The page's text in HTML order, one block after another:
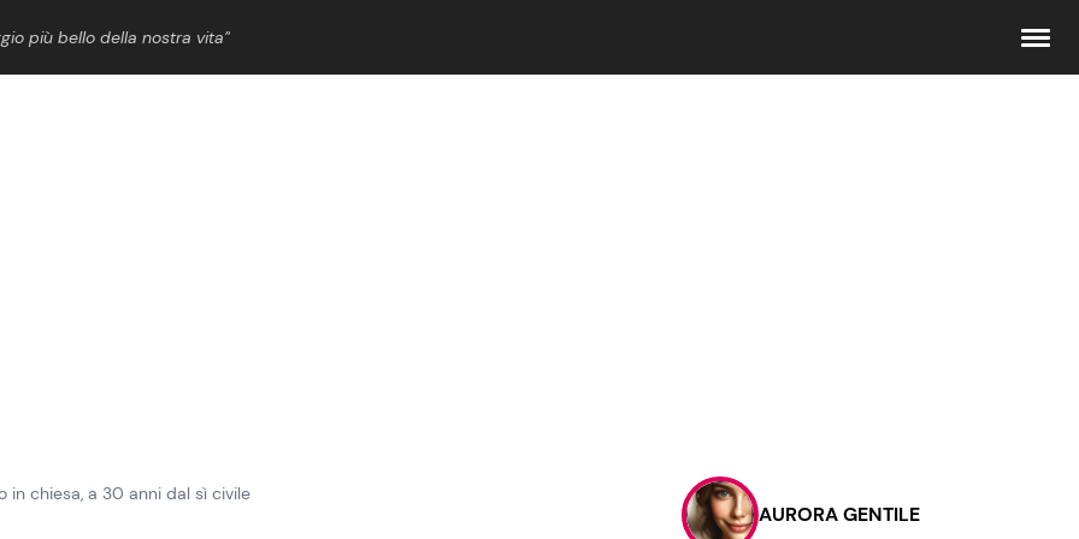
più bello della nostra vita”
Contattaci
Pubblicità
in chiesa, a 30 anni dal sì civile
AURORA GENTILE